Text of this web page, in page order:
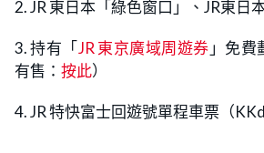
2. JR 東日本「綠色窗口」、JR東日
3. 持有「JR 東京廣域周遊券 」免費
有售： 按此）
4. JR 特快富士回遊號單程車票（